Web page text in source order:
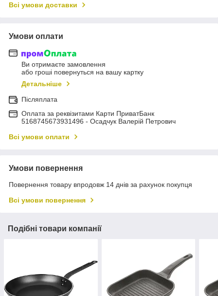
Всі умови доставки
Умови оплати
Ви отримаєте замовлення
або гроші повернуться на вашу картку
Детальніше
Післяплата
Оплата за реквізитами Карти ПриватБанк
5168745673931496 - Осадчук Валерій Петрович
Всі умови оплати
Умови повернення
Повернення товару впродовж 14 днів за рахунок покупця
Всі умови повернення
Подібні товари компанії